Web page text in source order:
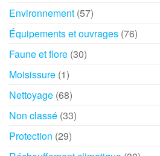
Environnement (57)
Équipements et ouvrages (76)
Faune et flore (30)
Moisissure (1)
Nettoyage (68)
Non classé (33)
Protection (29)